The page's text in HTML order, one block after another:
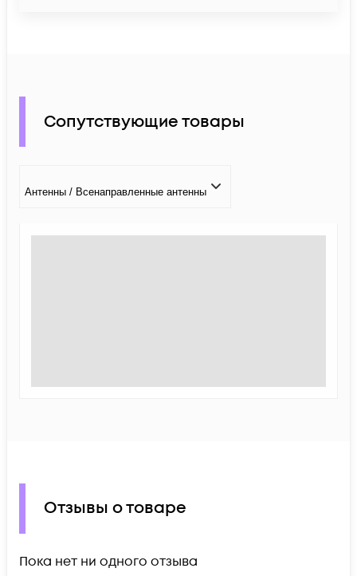
Сопутствующие товары
Антенны / Всенаправленные антенны
Отзывы о товаре
Пока нет ни одного отзыва